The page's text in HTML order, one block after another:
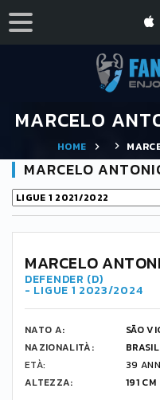
MARCELO
HOME
MARCELO
MARCELO
DEFENDER (D)
- LIGUE 1 2023/2024
NATO A:
SÃO
NAZIONALITÀ:
ETÀ:
39
ALTEZZA:
191 CM